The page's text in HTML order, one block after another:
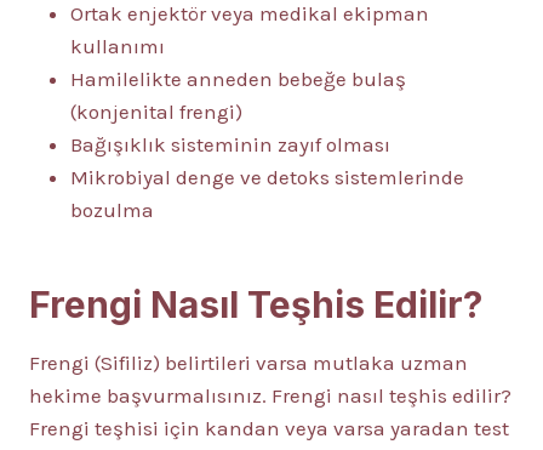
Ortak enjektör veya medikal ekipman
kullanımı
Hamilelikte anneden bebeğe bulaş
(konjenital frengi)
Bağışıklık sisteminin zayıf olması
Mikrobiyal denge ve detoks sistemlerinde
bozulma
Frengi Nasıl Teşhis Edilir?
Frengi (Sifiliz) belirtileri varsa mutlaka uzman
hekime başvurmalısınız. Frengi nasıl teşhis edilir?
Frengi teşhisi için kandan veya varsa yaradan test